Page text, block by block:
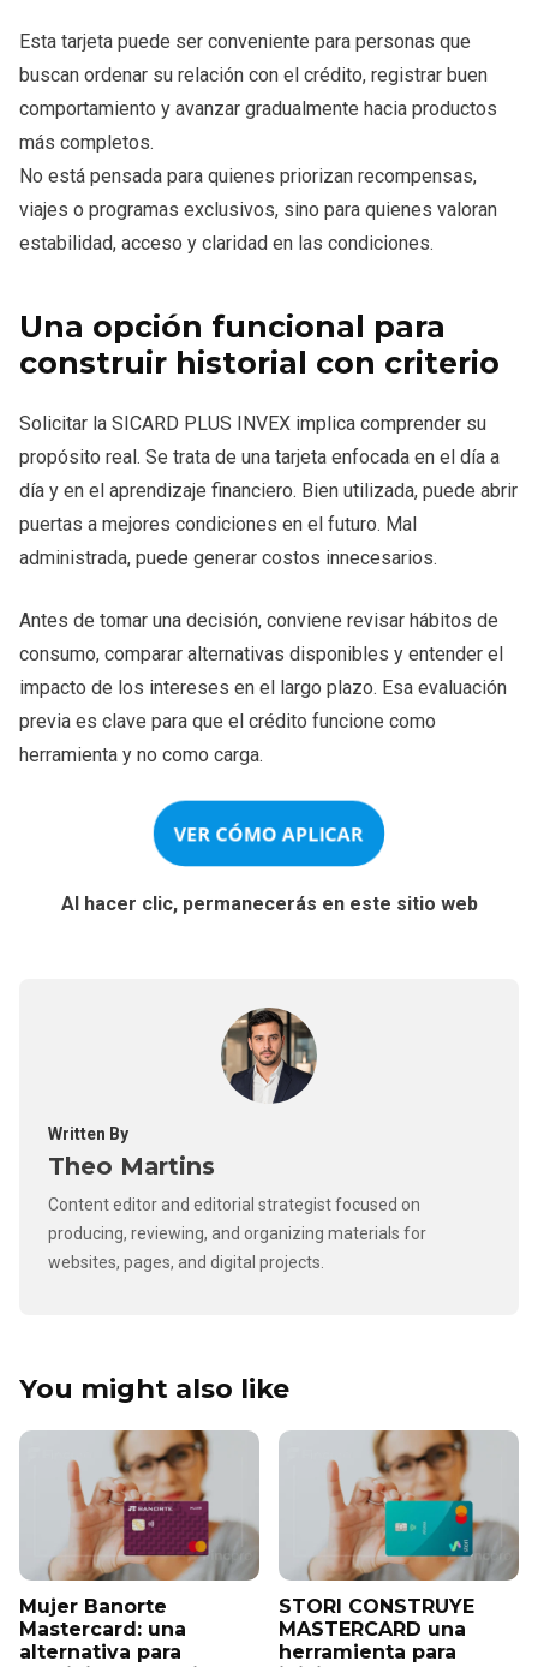
Esta tarjeta puede ser conveniente para personas que
buscan ordenar su relación con el crédito, registrar buen
comportamiento y avanzar gradualmente hacia productos
más completos.
No está pensada para quienes priorizan recompensas,
viajes o programas exclusivos, sino para quienes valoran
estabilidad, acceso y claridad en las condiciones.
Una opción funcional para
construir historial con criterio
Solicitar la SICARD PLUS INVEX implica comprender su
propósito real. Se trata de una tarjeta enfocada en el día a
día y en el aprendizaje financiero. Bien utilizada, puede abrir
puertas a mejores condiciones en el futuro. Mal
administrada, puede generar costos innecesarios.
Antes de tomar una decisión, conviene revisar hábitos de
consumo, comparar alternativas disponibles y entender el
impacto de los intereses en el largo plazo. Esa evaluación
previa es clave para que el crédito funcione como
herramienta y no como carga.
VER CÓMO APLICAR
Al hacer clic, permanecerás en este sitio web
Written By
Theo Martins
Content editor and editorial strategist focused on
producing, reviewing, and organizing materials for
websites, pages, and digital projects.
You might also like
Mujer Banorte
Mastercard: una
alternativa para
STORI CONSTRUYE
MASTERCARD una
herramienta para